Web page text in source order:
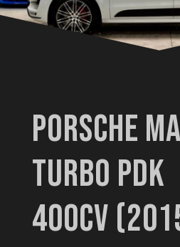
PORSCHE
TURBO PDK
400CV